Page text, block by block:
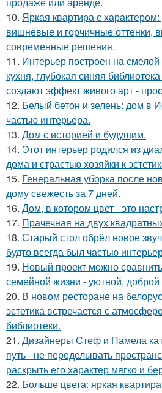
10. Яркая квартира с
вишнёвые и горчичные оттенки,
современные решения.
11. Интерьер построен на
кухня, глубокая синяя
создают эффект живого арт -
12. Белый бетон и зелень: дом в
частью интерьера.
13. Дом с историей и будущим.
14. Этот интерьер родился из
дома и страстью хозяйки к
15. Генеральная уборка после
дому свежесть за 7 дней.
16. Дом, в котором цвет - это
17. Прачечная на двух
18. Старый стол обрёл новое
будто всегда был частью
19. Новый проект можно
семейной жизни - уютной,
20. В новом ресторане на
эстетика встречается с
библиотеки.
21. Дизайнеры Стеф и Памела
путь - не переделывать
раскрыть его характер мягко и
22. Больше цвета: яркая